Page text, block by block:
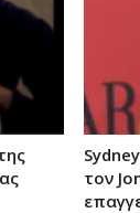
τον